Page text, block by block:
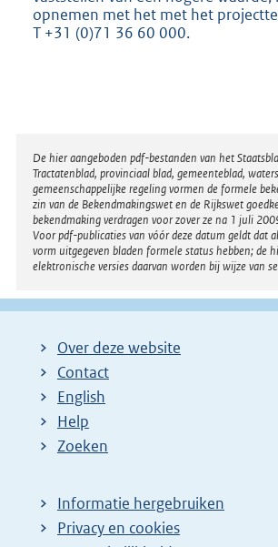
opnemen met het met het
T +31 (0)71 36 60 000.
Disclaimer
De hier aangeboden pdf-bestanden van het
Tractatenblad, provinciaal blad, gemeenteblad,
gemeenschappelijke regeling vormen de formele
zin van de Bekendmakingswet en de Rijkswet
bekendmaking verdragen voor zover ze na 1 juli
Voor pdf-publicaties van vóór deze datum geldt dat
vorm uitgegeven bladen formele status hebben; de
elektronische versies daarvan worden bij wijze van
Over deze website
Contact
English
Help
Zoeken
Informatie hergebruiken
Privacy en cookies